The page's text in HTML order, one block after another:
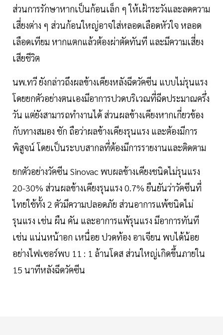
ส่วนการรักษาหากเป็นก้อนเล็ก ๆ ให้เฝ้าระวังและลดความ
เสี่ยงต่าง ๆ ส่วนก้อนใหญ่อาจใส่หลอดเลือดหัวใจ หลอด
เลือดเทียม หากแตกแล้วต้องผ่าตัดทันที และมีความเสี่ยง
เสียชีวิต
นพ.ทวี ยังกล่าวถึงผลข้างเคียงหลังฉีดวัคซีน แบบไม่รุนแรง
โดยยกตัวอย่างตนเองมีอาการปวดบริเวณที่ฉีดประมาณครึ่ง
วัน แต่ยังสามารถทำงานได้ ส่วนผลข้างเคียงหากเกี่ยวข้อง
กับทางสมอง ชัก ถือว่าผลข้างเคียงรุนแรง และต้องมีการ
พิสูจน์ โดยเป็นระบบสากลที่ต้องมีการรายงานและติดตาม
ยกตัวอย่างวัคซีน Sinovac พบผลข้างเคียงชนิดไม่รุนแรง
20-30% ส่วนผลข้างเคียงรุนแรง 0.7% ยืนยันว่าวัคซีนที่
ไทยใช้ทั้ง 2 ตัวมีความปลอดภัย ส่วนอาการแพ้ชนิดไม่
รุนแรง เช่น ผืน คัน และอาการแพ้รุนแรง มีอาการทันที
เช่น แน่นหน้าอก เหนื่อย ปวดท้อง อาเจียน พบได้น้อย
อย่างไฟเซอร์พบ 11 : 1 ล้านโดส ส่วนใหญ่เกิดขึ้นภายใน
15 นาทีหลังฉีดวัคซีน